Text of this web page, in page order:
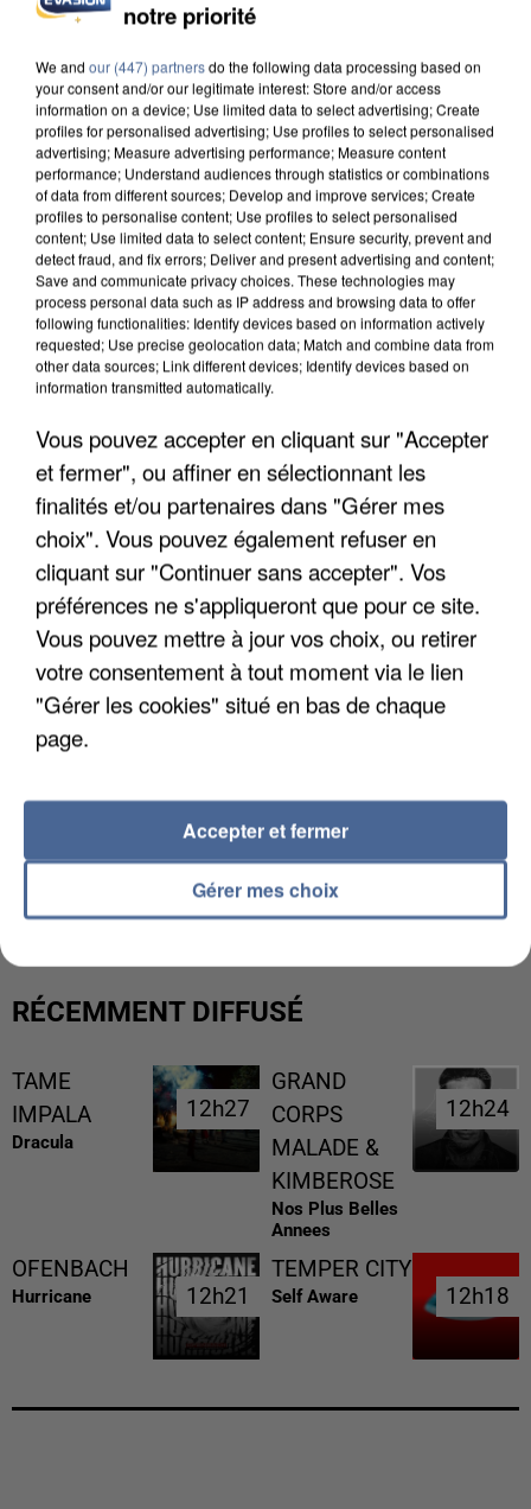
LES DONNÉES DE 300 000 CLIENTS DÉROBÉES À
INTERMARCHÉ APRÈS UNE...
GABRIEL ATTAL ET RAPHAËL GLUCKSMANN
VISÉS PAR DES INGÉRENCES...
RÉCEMMENT DIFFUSÉ
TAME
IMPALA
Dracula
12h27
12h27
GRAND
CORPS
MALADE &
KIMBEROSE
Nos Plus Belles
Annees
12h24
12h24
OFENBACH
Hurricane 12h21
12h21
TEMPER CITY
Self Aware 12h18
12h18
notre priorité
We and our (447) partnersdo the following data processing based on
your consent and/or our legitimate interest: Store and/or access
information on a device; Use limited data to select advertising; Create
profiles for personalised advertising; Use profiles to select personalised
advertising; Measure advertising performance; Measure content
performance; Understand audiences through statistics or combinations
of data from different sources; Develop and improve services; Create
profiles to personalise content; Use profiles to select personalised
content; Use limited data to select content; Ensure security, prevent and
detect fraud, and fix errors; Deliver and present advertising and content;
Save and communicate privacy choices. These technologies may
process personal data such as IP address and browsing data to offer
following functionalities: Identify devices based on information actively
requested; Use precise geolocation data; Match and combine data from
other data sources; Link different devices; Identify devices based on
information transmitted automatically.
Vous pouvez accepter en cliquant sur "Accepter
et fermer", ou affiner en sélectionnant les
finalités et/ou partenaires dans "Gérer mes
choix". Vous pouvez également refuser en
cliquant sur "Continuer sans accepter". Vos
préférences ne s'appliqueront que pour ce site.
Vous pouvez mettre à jour vos choix, ou retirer
votre consentement à tout moment via le lien
"Gérer les cookies" situé en bas de chaque
page.
Gérer mes choix
Accepter et fermer